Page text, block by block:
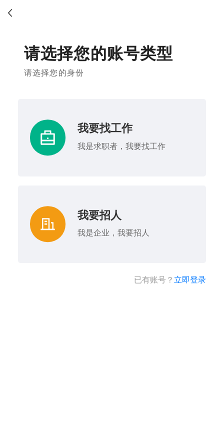
请选择您的账号类型
请选择您的身份
我要找工作
我是求职者，我要找工作
我要招人
我是企业，我要招人
已有账号？ 立即登录